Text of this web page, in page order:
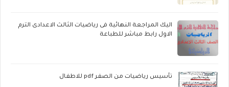
اليك المراجعة النهائية فى رياضيات الثالث الاعدادى الترم
الاول رابط مباشر للطباعة
تأسيس رياضيات من الصفر pdf للاطفال